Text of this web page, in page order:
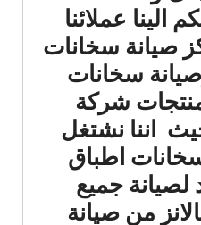
الينا عملائنا
صيانة سخانات
سخانات
شركة
اننا نشتغل
اطباق
لصيانة جميع
من صيانة